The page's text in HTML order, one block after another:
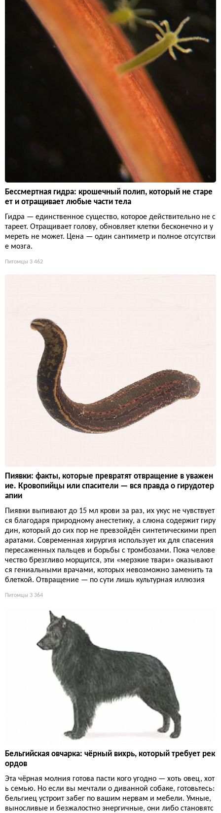
Бессмертная гидра: крошечный полип, который не старе
ет и отращивает любые части тела
Гидра — единственное существо, которое действительно не с
тареет. Отращивает голову, обновляет клетки бесконечно и у
мереть не может. Цена — один сантиметр и полное отсутстви
е мозга.
Питомцы 3 462
Пиявки: факты, которые превратят отвращение в уважен
ие. Кровопийцы или спасители — вся правда о гирудотер
апии
Пиявки выпивают до 15 мл крови за раз, их укус не чувствует
ся благодаря природному анестетику, а слюна содержит гиру
дин, который до сих пор не превзойдён синтетическими преп
аратами. Современная хирургия использует их для спасения
пересаженных пальцев и борьбы с тромбозами. Пока челове
чество брезгливо морщится, эти «мерзкие твари» оказывают
ся гениальными врачами, которых невозможно заменить та
блеткой. Отвращение — по сути лишь культурная иллюзия
Питомцы 3 364
Бельгийская овчарка: чёрный вихрь, который требует рек
ордов
Эта чёрная молния готова пасти кого угодно — хоть овец, хот
ь семью. Но если вы мечтали о диванной собаке, готовьтесь:
бельгиец устроит забег по вашим нервам и мебели. Умные,
выносливые и безжалостно энергичные, они либо становятс